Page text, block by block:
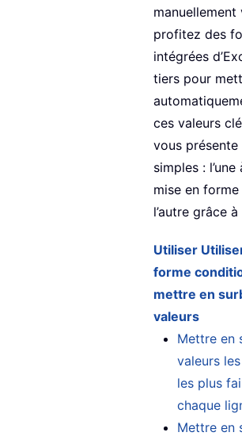
manuellement
profitez des
intégrées
tiers pour
ces valeurs
vous
simples : l’une
mise en
l’autre grâce
Utiliser
forme
mettre en
valeurs
Mettre en
valeurs
les plus
chaque
Mettre en